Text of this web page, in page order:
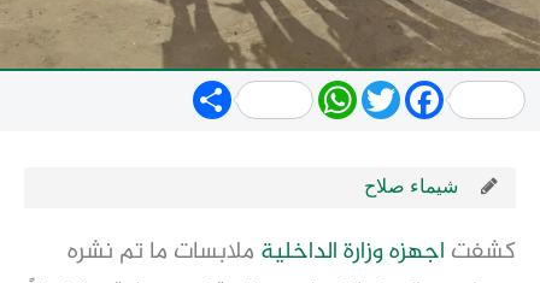
Share WhatsApp
TwitterFacebook
شيماء صلاح
كشفت اجهزهوزارةالداخلية ملابسات ما تم نشره